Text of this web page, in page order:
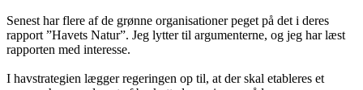
Senest har flere af de grønne organisationer peget på det i deres
rapport ”Havets Natur”. Jeg lytter til argumenterne, og jeg har læst
rapporten med interesse.
I havstrategien lægger regeringen op til, at der skal etableres et